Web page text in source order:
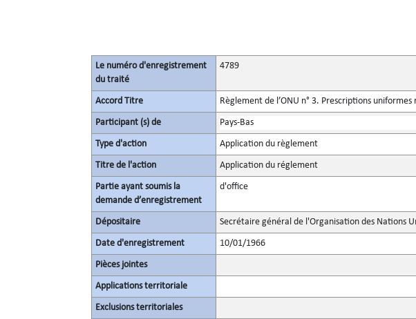
Le numéro d'enregistrement
du traité
4789
Accord Titre Règlement de l’ONU n° 3. Prescriptions
Participant (s) de Pays-Bas
Type d'action Application du règlement
Titre de l'action Application du réglement
Partie ayant soumis la
demande d’enregistrement
d'office
Dépositaire Secrétaire général de l'Organisation des Nations
Date d'enregistrement 10/01/1966
Pièces jointes
Applications territoriale
Exclusions territoriales